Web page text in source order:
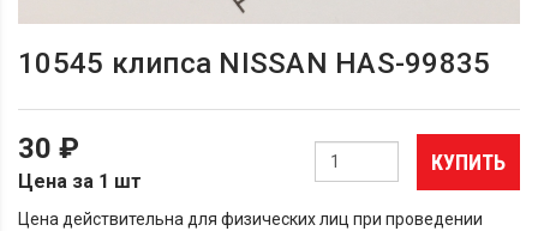
10545 клипса NISSAN HAS-99835
30 ₽
Цена за 1 шт
КУПИТЬ
Цена действительна для физических лиц при проведении